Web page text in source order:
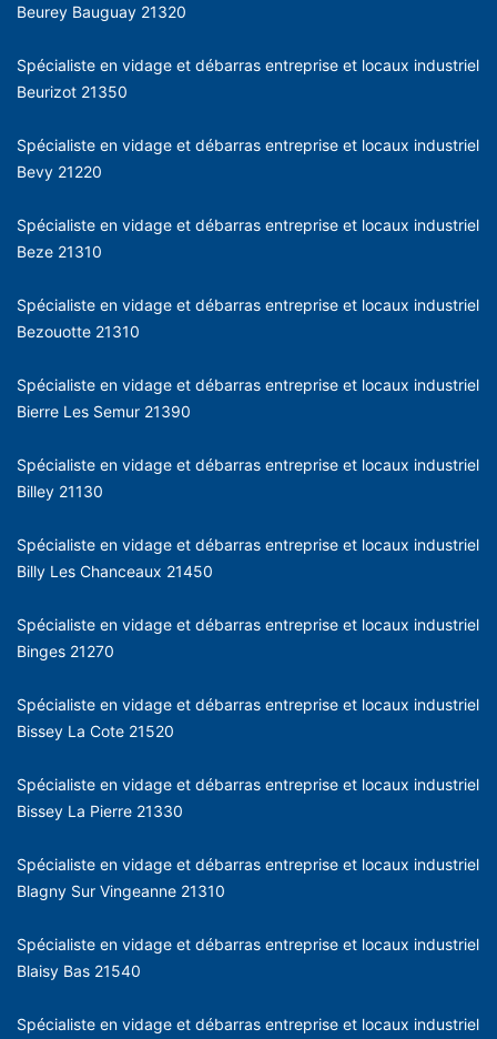
Beurey Bauguay 21320
Spécialiste en vidage et débarras entreprise et locaux industriel
Beurizot 21350
Spécialiste en vidage et débarras entreprise et locaux industriel
Bevy 21220
Spécialiste en vidage et débarras entreprise et locaux industriel
Beze 21310
Spécialiste en vidage et débarras entreprise et locaux industriel
Bezouotte 21310
Spécialiste en vidage et débarras entreprise et locaux industriel
Bierre Les Semur 21390
Spécialiste en vidage et débarras entreprise et locaux industriel
Billey 21130
Spécialiste en vidage et débarras entreprise et locaux industriel
Billy Les Chanceaux 21450
Spécialiste en vidage et débarras entreprise et locaux industriel
Binges 21270
Spécialiste en vidage et débarras entreprise et locaux industriel
Bissey La Cote 21520
Spécialiste en vidage et débarras entreprise et locaux industriel
Bissey La Pierre 21330
Spécialiste en vidage et débarras entreprise et locaux industriel
Blagny Sur Vingeanne 21310
Spécialiste en vidage et débarras entreprise et locaux industriel
Blaisy Bas 21540
Spécialiste en vidage et débarras entreprise et locaux industriel